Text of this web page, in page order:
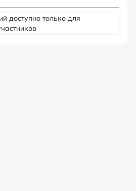
доступно только для